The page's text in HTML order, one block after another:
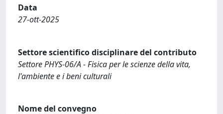
Data
27-ott-2025
Settore scientifico disciplinare del contributo
Settore PHYS-06/A - Fisica per le scienze della vita,
l'ambiente e i beni culturali
Nome del convegno